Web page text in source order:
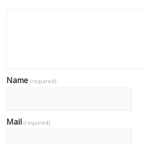
Name(required)
Mail(required)